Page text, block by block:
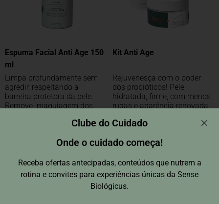
Espuma Facial Anti Age 150
ml
Limpa profundamente sem
agredir, respeitando a
barreira protetora da pele.
Remove maquiagem dos
ADICIONAR AO CARRINHO
Kit Anti Age
Rejuvenesça com o poder
dos probióticos! Pele
hidratada, firme, com menos
rugas e aparência renovada.
ADICIONAR AO CARRINHO
Clube do Cuidado
Onde o cuidado começa!
Receba ofertas antecipadas, conteúdos que nutrem a
rotina e convites para experiências únicas da Sense
Biológicus.